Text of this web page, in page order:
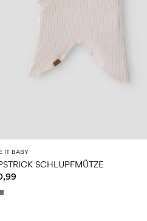
IT BABY
SCHLUPFMÜTZE